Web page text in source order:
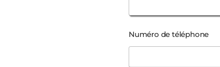
Numéro de téléphone